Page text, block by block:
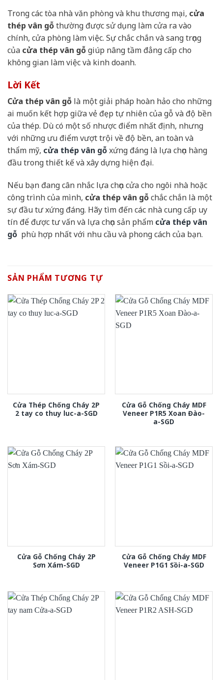
Trong các tòa nhà văn phòng và khu thương mại, cửa
thép vân gỗthường được sử dụng làm cửa ra vào
chính, cửa phòng làm việc. Sự chắc chắn và sang trọng
của cửa thép vân gỗgiúp nâng tầm đẳng cấp cho
không gian làm việc và kinh doanh.
Lời Kết
Cửa thép vân gỗ là một giải pháp hoàn hảo cho những
ai muốn kết hợp giữa vẻ đẹp tự nhiên của gỗ và độ bền
của thép. Dù có một số nhược điểm nhất định, nhưng
với những ưu điểm vượt trội về độ bền, an toàn và
thẩm mỹ, cửa thép vân gỗxứng đáng là lựa chọn hàng
đầu trong thiết kế và xây dựng hiện đại.
Nếu bạn đang cân nhắc lựa chọn cửa cho ngôi nhà hoặc
công trình của mình, cửa thép vân gỗchắc chắn là một
sự đầu tư xứng đáng. Hãy tìm đến các nhà cung cấp uy
tín để được tư vấn và lựa chọn sản phẩm cửa thép vân
gỗ phù hợp nhất với nhu cầu và phong cách của bạn.
SẢN PHẨM TƯƠNG TỰ
Cửa Thép Chống Cháy 2P
2 tay co thuy luc-a-SGD
Cửa Gỗ Chống Cháy MDF
Veneer P1R5 Xoan Đào-
a-SGD
Cửa Gỗ Chống Cháy 2P
Sơn Xám-SGD
Cửa Gỗ Chống Cháy MDF
Veneer P1G1 Sồi-a-SGD